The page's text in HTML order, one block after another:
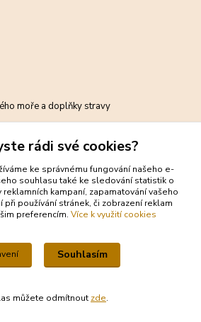
moře a doplňky stravy
212
práva vyhrazena – 0bsah webu je chráněn
rádi své cookies?
ke správnému fungování našeho e-
souhlasu také ke sledování statistik o
kampaní, zapamatování vašeho
používání stránek, či zobrazení reklam
preferencím. Více k využití cookies
Souhlasím
můžete odmítnout zde.